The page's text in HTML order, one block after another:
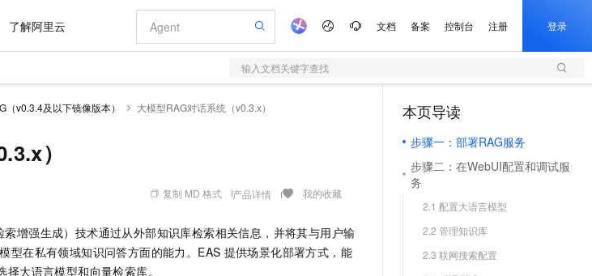
了解阿里云 文档 备案 控制台 注册 登录
输入文档关键字查找
（v0.3.4及以下镜像版本） 大模型RAG对话系统（v0.3.x）
）
复制 MD 格式 产品详情 我的收藏
增强生成）技术通过从外部知识库检索相关信息，并将其与用户输
型在私有领域知识问答方面的能力。EAS 提供场景化部署方式，能
大语言模型和向量检索库。
本页导读
步骤一：部署RAG服务
步骤二：在WebUI配置和调试服
务
2.1 配置大语言模型
2.2 管理知识库
2.3 联网搜索配置
大模型服务平台百炼
NEW
舰模型，长程编程与推理利器
HappyHorse-1.1-T2V
语音识别与合成
Qwen3-TTS-Flash
的域名与建站服务
台 PAI 大模型
发、训练和推理服务
全托管，含MySQL、PostgreSQL、SQL Server、MariaDB多引擎
Qoder
面向真实软件的智能体编程平台
轻量应用服务器
数字证书管理服务（原SSL证书）
实现全站 HTTPS，呈现可信的 Web 访问
部署专属 QwenPaw HOT
从聊天伙伴进化为能主动干活的本地数字员工
一键购买专属联机服务器，轻松开启游戏
高效搭建 AI 智能体与工作流应用
通过阿里云百炼高效搭建AI应用,助力高效开发
Agency Agents：拥有专属领域专家
HappyHorse 打造一站式影视创作平台
漫剧工坊：一站式动画创作平台
模型订阅计划 NEW
Max 首发尝鲜，限时加量 10 倍，夜间低至2折
AI 场景体验
从图文生成到视频创作，一键激活电商全链路生产力
AI 广告创作
图文、视频一站生成，高效打造优质广告素材
AI 活动
AI 生产力先锋
先锋实践拓展 AI 生产力的边界
飞天发布时刻
所见，即是所愿
器
估算价格
配置报价器
阿里云 OPC 创新助力计划
Token 补贴，五大权
益加速 OPC 成功
识别
基础软件
JAVA
专业服务
伙伴
伴
产品伙伴合作计划
云网络合作计划
服务伙伴合作计划
Al MaaS 服务伙伴赋能合作
伙伴信用分合作计划
合作伙伴培训与认证
查询合作伙伴
服务
务
阿里云认证
信息公告
官网公告
开发者社区
我要反馈
旅
刻
市场活动
魔搭 ModelScope
加入我们
社会招聘
校园招聘